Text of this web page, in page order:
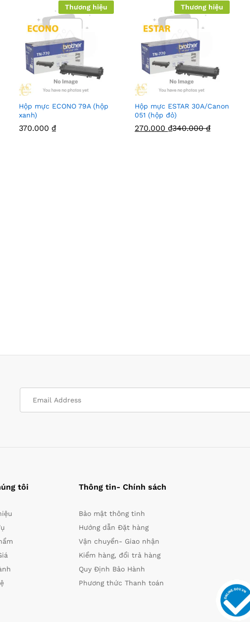
Thương hiệu
Hộp mực ECONO 79A (hộp
xanh)
370.000 ₫
Thương hiệu
Hộp mực ESTAR 30A/Canon
051 (hộp đỏ)
270.000 ₫340.000₫
tôi Thông tin- Chính sách
Bảo mật thông tinh
Hướng dẫn Đặt hàng
Vận chuyển- Giao nhận
Kiểm hàng, đổi trả hàng
Quy Định Bảo Hành
Phương thức Thanh toán